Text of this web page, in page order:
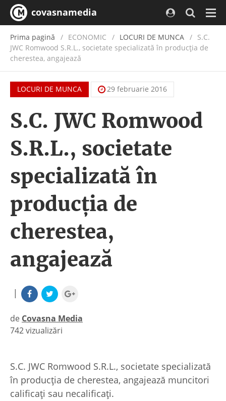
covasnamedia
Prima pagină ECONOMIC / LOCURI DE MUNCA
S.C.
JWC Romwood S.R.L., societate specializată în producția de
cherestea, angajează
LOCURI DE MUNCA 29 februarie 2016
S.C. JWC Romwood
S.R.L., societate
specializată în
producția de
cherestea,
angajează
|
de Covasna Media
|
742 vizualizări
S.C. JWC Romwood S.R.L., societate specializată
în producția de cherestea, angajează muncitori
calificaţi sau necalificaţi.